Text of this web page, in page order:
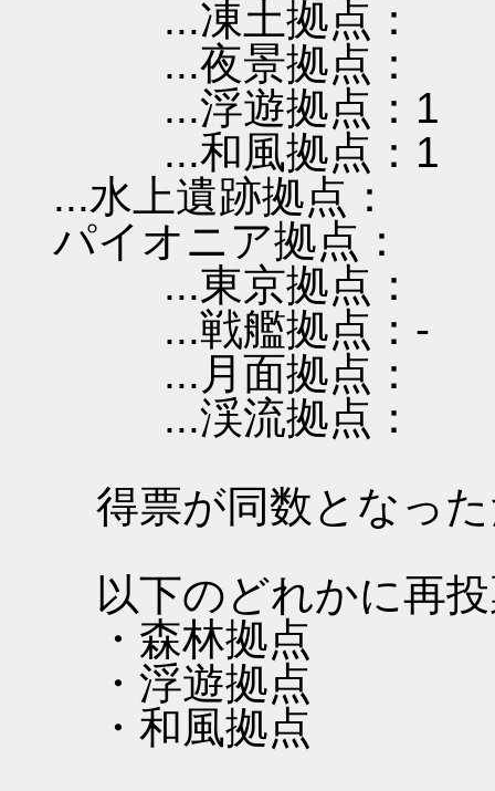
...凍土拠点：
...夜景拠点：
...浮遊拠点：1
...和風拠点：1
...水上遺跡拠点：
パイオニア拠点：
...東京拠点：
...戦艦拠点：-
...月面拠点：
...渓流拠点：
得票が同数となっ
以下のどれかに再
・森林拠点
・浮遊拠点
・和風拠点